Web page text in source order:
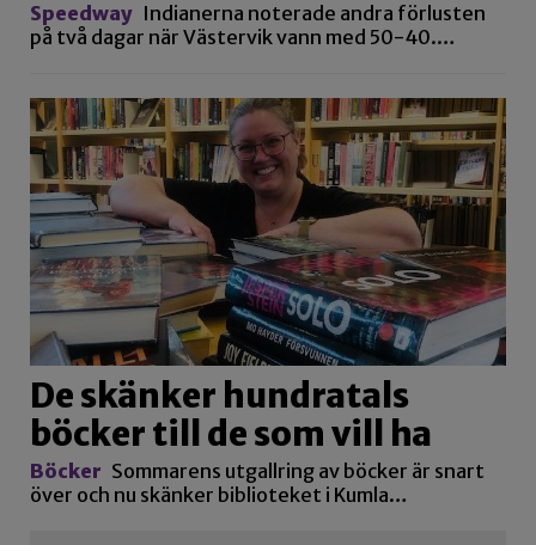
Speedway Indianerna noterade andra förlusten
på två dagar när Västervik vann med 50-40.…
De skänker hundratals
böcker till de som vill ha
Böcker Sommarens utgallring av böcker är snart
över och nu skänker biblioteket i Kumla…